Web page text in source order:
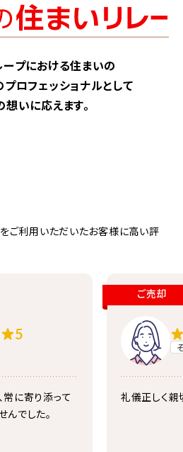
プにおける住まいの
ロフェッショナルとして
いに応えます。
をご利用いただいたお客様に高い評
5
常に寄り添って
んでした。
ご売却
礼儀正しく親